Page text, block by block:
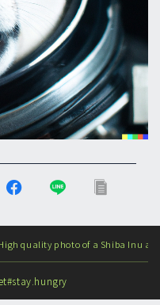
High quality photo of a Shiba Inu